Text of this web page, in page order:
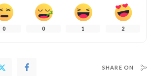
2
1
0
0
SHARE ON